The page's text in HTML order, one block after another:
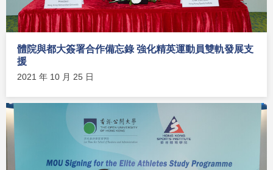
體院與都大簽署合作備忘錄 強化精英運動員雙軌發展支
援
2021 年 10 月 25 日